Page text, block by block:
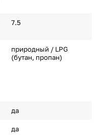
7.5
природный / LPG
(бутан, пропан)
да
да